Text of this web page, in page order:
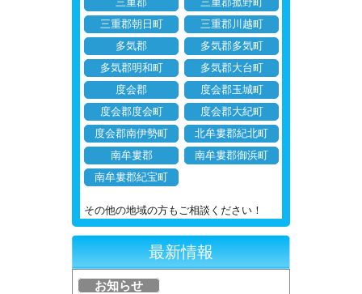
三重郡
三重郡菰野町
三重郡朝日町
三重郡川越町
多気郡
多気郡多気町
多気郡明和町
多気郡大台町
度会郡
度会郡玉城町
度会郡度会町
度会郡大紀町
度会郡南伊勢町
北牟婁郡紀北町
南牟婁郡
南牟婁郡御浜町
南牟婁郡紀宝町
その他の地域の方もご相談ください！
最新情報
お知らせ